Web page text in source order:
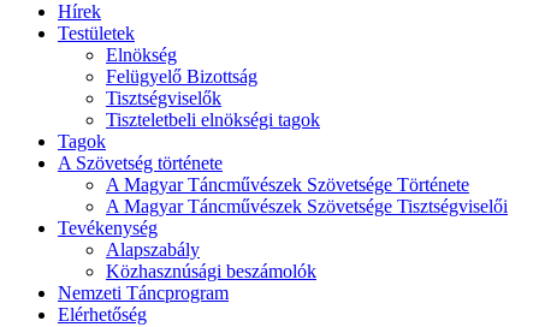
Hírek
Testületek
Elnökség
Felügyelő Bizottság
Tisztségviselők
Tiszteletbeli elnökségi tagok
Tagok
A Szövetség története
A Magyar Táncművészek Szövetsége Története
A Magyar Táncművészek Szövetsége Tisztségviselői
Tevékenység
Alapszabály
Közhasznúsági beszámolók
Nemzeti Táncprogram
Elérhetőség